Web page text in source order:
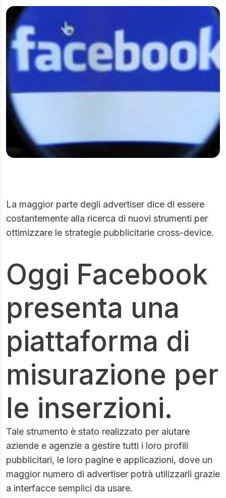
La maggior parte degli advertiser dice di essere
costantemente alla ricerca di nuovi strumenti per
ottimizzare le strategie pubblicitarie cross-device.
Oggi Facebook
presenta una
piattaforma di
misurazione per
le inserzioni.
Tale strumento è stato realizzato per aiutare
aziende e agenzie a gestire tutti i loro profili
pubblicitari, le loro pagine e applicazioni, dove un
maggior numero di advertiser potrà utilizzarli grazie
a interfacce semplici da usare.